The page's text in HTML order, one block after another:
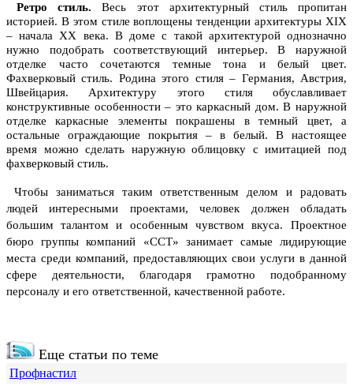
Ретро стиль. Весь этот архитектурный стиль пропитан
историей. В этом стиле воплощены тенденции архитектуры XIX
– начала XX века. В доме с такой архитектурой однозначно
нужно подобрать соответствующий интерьер. В наружной
отделке часто сочетаются темные тона и белый цвет.
Фахверковый стиль. Родина этого стиля – Германия, Австрия,
Швейцария. Архитектуру этого стиля обуславливает
конструктивные особенности – это каркасный дом. В наружной
отделке каркасные элементы покрашены в темный цвет, а
остальные ограждающие покрытия – в белый. В настоящее
время можно сделать наружную облицовку с имитацией под
фахверковый стиль.
Чтобы заниматься таким ответственным делом и радовать
людей интересными проектами, человек должен обладать
большим талантом и особенным чувством вкуса.
Проектное
бюро группы компаний «ССТ» занимает самые лидирующие
места среди компаний, предоставляющих свои услуги в данной
сфере деятельности, благодаря грамотно подобранному
персоналу и его ответственной, качественной работе.
Еще статьи по теме
Профнастил